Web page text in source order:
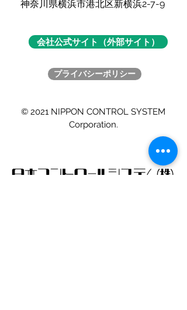
​神奈川県横浜市港北区新横浜2-7-9
会社公式サイト（外部サイト）
プライバシーポリシー
© 2021 NIPPON CONTROL SYSTEM
Corporation.